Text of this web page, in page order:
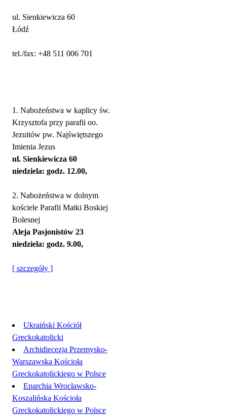
ul. Sienkiewicza 60
Łódź
tel./fax: +48 511 006 701
1. Nabożeństwa w kaplicy św.
Krzysztofa przy parafii oo.
Jezuitów pw. Najświętszego
Imienia Jezus
ul. Sienkiewicza 60
niedziela: godz. 12.00,
2. Nabożeństwa w dolnym
kościele Parafii Matki Boskiej
Bolesnej
Aleja Pasjonistów 23
niedziela: godz. 9.00,
[ szczegóły ]
Ukraiński Kościół
Greckokatolicki
Archidiecezja Przemysko-
Warszawska Kościoła
Greckokatolickiego w Polsce
Eparchia Wrocławsko-
Koszalińska Kościoła
Greckokatolickiego w Polsce